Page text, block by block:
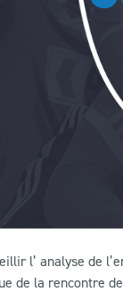
l’ analyse de
de la rencontre